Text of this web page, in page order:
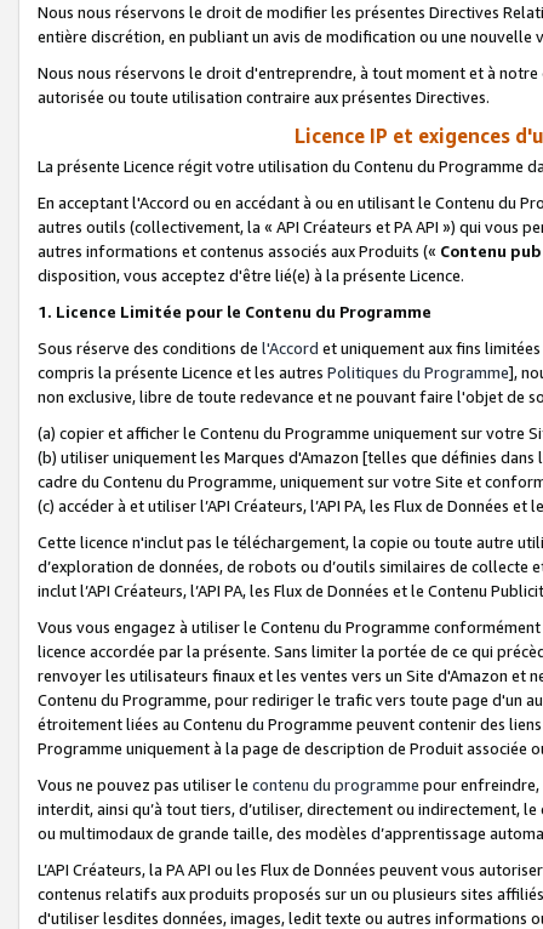
Nous nous réservons le droit de modifier les présentes Directives
entière discrétion, en publiant un avis de modification ou une nouvelle
Nous nous réservons le droit d'entreprendre, à tout moment et à
autorisée ou toute utilisation contraire aux présentes Directives.
Licence IP et exigences
La présente Licence régit votre utilisation du Contenu du Programme
En acceptant l'Accord ou en accédant à ou en utilisant le Contenu du
autres outils (collectivement, la « API Créateurs et PA API ») qui vous
autres informations et contenus associés aux Produits (« Contenu
disposition, vous acceptez d'être lié(e) à la présente Licence.
1. Licence Limitée pour le Contenu du Programme
Sous réserve des conditions de l'Accord et uniquement aux fins
compris la présente Licence et les autres Politiques du Programme],
non exclusive, libre de toute redevance et ne pouvant faire l'objet de
(a) copier et afficher le Contenu du Programme uniquement sur votre
(b) utiliser uniquement les Marques d'Amazon [telles que définies dans
cadre du Contenu du Programme, uniquement sur votre Site et
(c) accéder à et utiliser l’API Créateurs, l’API PA, les Flux de Données
Cette licence n'inclut pas le téléchargement, la copie ou toute autre
d’exploration de données, de robots ou d’outils similaires de
inclut l’API Créateurs, l’API PA, les Flux de Données et le Contenu
Vous vous engagez à utiliser le Contenu du Programme
licence accordée par la présente. Sans limiter la portée de ce qui
renvoyer les utilisateurs finaux et les ventes vers un Site d'Amazon et
Contenu du Programme, pour rediriger le trafic vers toute page d'un
étroitement liées au Contenu du Programme peuvent contenir des
Programme uniquement à la page de description de Produit associée
Vous ne pouvez pas utiliser le contenu du programme pour
interdit, ainsi qu’à tout tiers, d’utiliser, directement ou indirectement,
ou multimodaux de grande taille, des modèles d’apprentissage
L’API Créateurs, la PA API ou les Flux de Données peuvent vous
contenus relatifs aux produits proposés sur un ou plusieurs sites
d'utiliser lesdites données, images, ledit texte ou autres informations